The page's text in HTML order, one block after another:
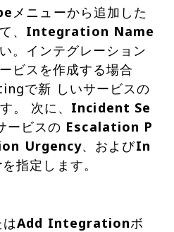
メニューから追加した
、 Integration Name
。インテグレーション
ビスを作成する場合
で新 しいサービスの
。 次に、 Incident Se
ービスの Escalation P
Urgency、およびIn
を指定します。
はAdd Integrationボ